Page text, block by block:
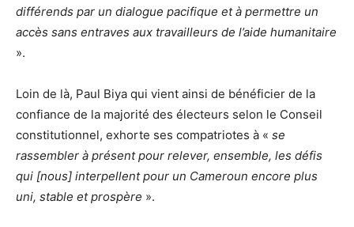
différends par un dialogue pacifique et à permettre un
accès sans entraves aux travailleurs de l’aide humanitaire
».
Loin de là, Paul Biya qui vient ainsi de bénéficier de la
confiance de la majorité des électeurs selon le Conseil
constitutionnel, exhorte ses compatriotes à « se
rassembler à présent pour relever, ensemble, les défis
qui [nous] interpellent pour un Cameroun encore plus
uni, stable et prospère ».